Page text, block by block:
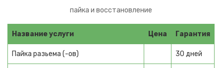
Парогенераторы
Гладильные системы
Беговые дорожки
пайка и восстановление
Название услуги Цена Гарантия
Пайка разьема (-ов) 30 дней